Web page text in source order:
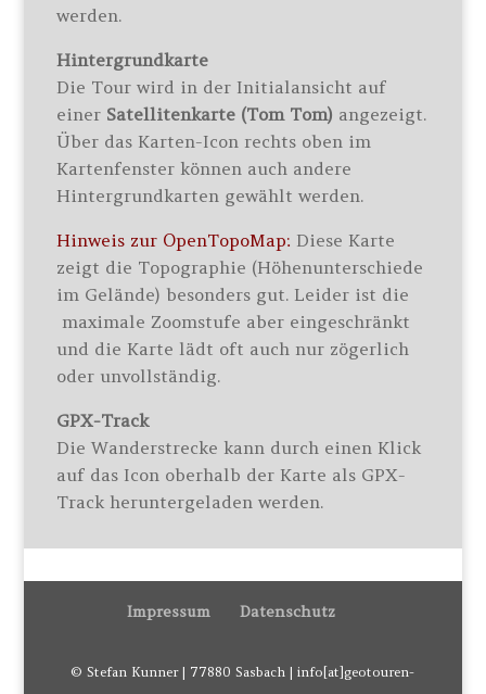
werden.
Hintergrundkarte
Die Tour wird in der Initialansicht auf
einer Satellitenkarte (Tom Tom) angezeigt.
Über das Karten-Icon rechts oben im
Kartenfenster können auch andere
Hintergrundkarten gewählt werden.
Hinweis zur OpenTopoMap: Diese Karte
zeigt die Topographie (Höhenunterschiede
im Gelände) besonders gut. Leider ist die
maximale Zoomstufe aber eingeschränkt
und die Karte lädt oft auch nur zögerlich
oder unvollständig.
GPX-Track
Die Wanderstrecke kann durch einen Klick
auf das Icon oberhalb der Karte als GPX-
Track heruntergeladen werden.
Impressum Datenschutz
© Stefan Kunner | 77880 Sasbach | info[at]geotouren-